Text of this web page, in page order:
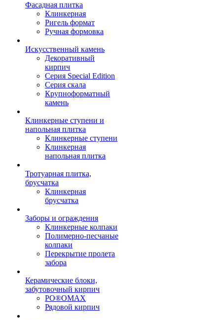
Фасадная плитка
Клинкерная
Ригель формат
Ручная формовка
Искусственный камень
Декоративный
кирпич
Серия Special Edition
Серия скала
Крупноформатный
камень
Клинкерные ступени и
напольная плитка
Клинкерные ступени
Клинкерная
напольная плитка
Тротуарная плитка,
брусчатка
Клинкерная
брусчатка
Заборы и ограждения
Клинкерные колпаки
Полимерно-песчаные
колпаки
Перекрытие пролета
забора
Керамические блоки,
забутовочный кирпич
PO®OMAX
Рядовой кирпич